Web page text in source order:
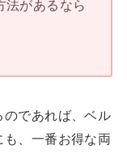
法があるなら
のであれば、ベル
、一番お得な両